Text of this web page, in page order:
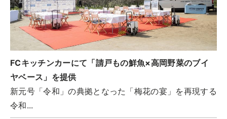
ご注文
お問合せ
BUSINESS
法人・自治体様向け
トップ
実例一覧
お問合せ
FCキッチンカーにて「請戸もの鮮魚×高岡野菜のブイ
ヤベース」を提供
新元号「令和」の典拠となった「梅花の宴」を再現する
令和...